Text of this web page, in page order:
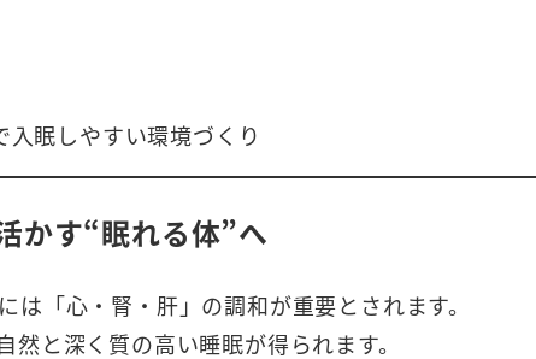
眠しやすい環境づくり
かす“眠れる体”へ
「心・腎・肝」の調和が重要とされます。
と深く質の高い睡眠が得られます。